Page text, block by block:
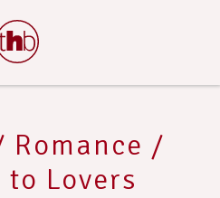
Romance /
to Lovers